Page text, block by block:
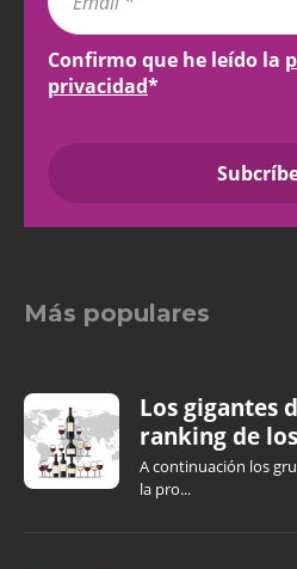
Confirmo que he leído la
privacidad*
Más populares
Los gigantes
ranking de
A continuación los
la pro...